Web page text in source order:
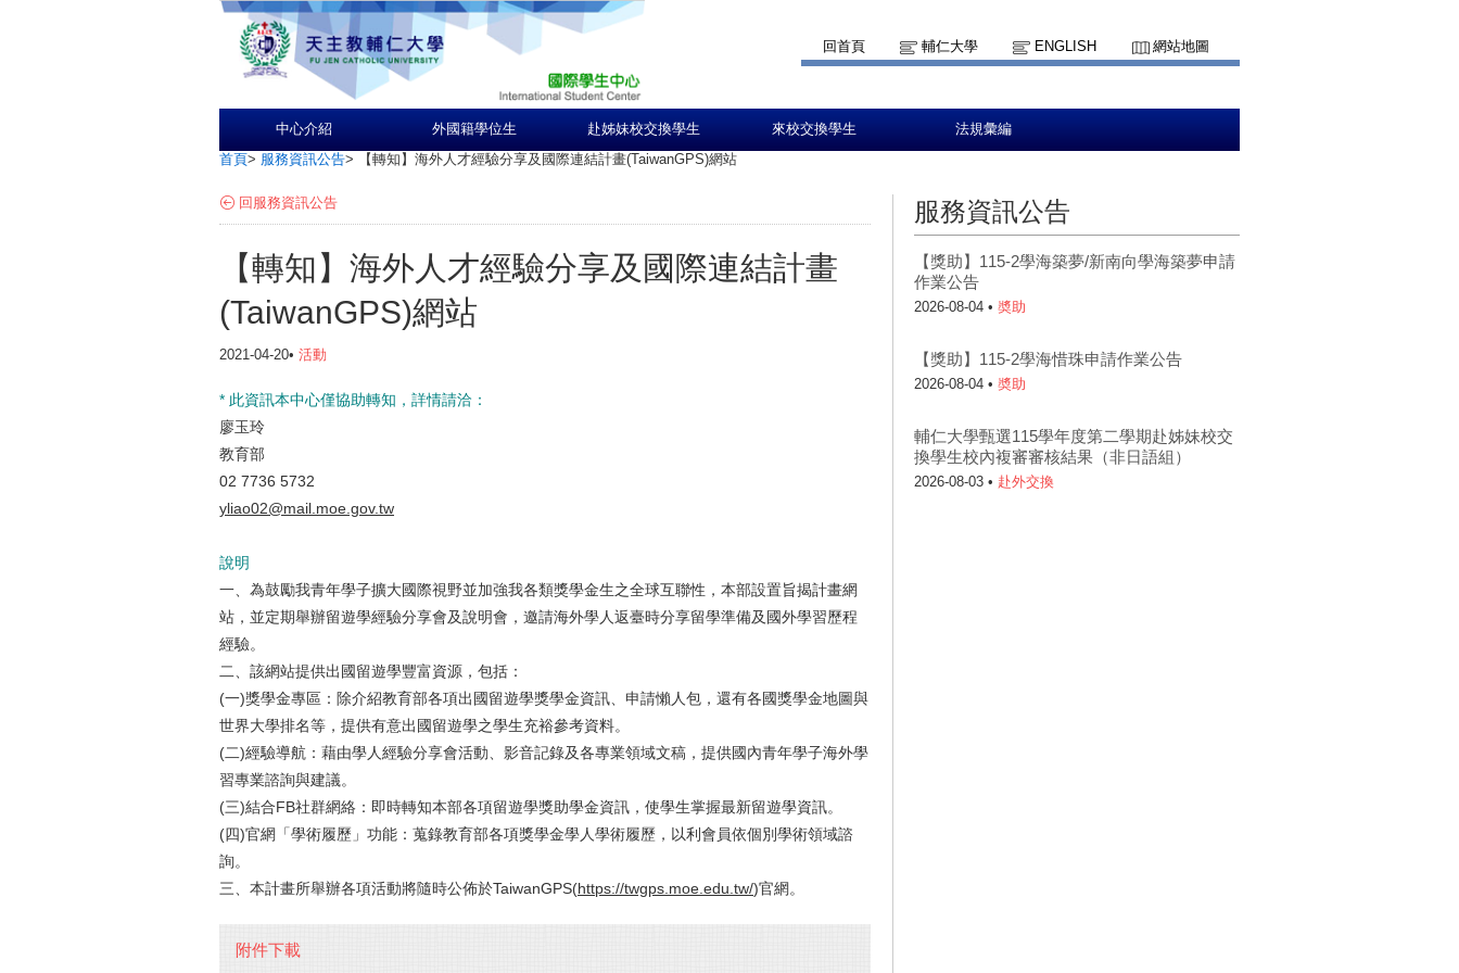
回首頁 輔仁大學 ENGLISH 網站地圖
中心介紹 外國籍學位生 赴姊妹校交換學生 來校交換學生 法規彙編
首頁> 服務資訊公告> 【轉知】海外人才經驗分享及國際連結計畫(TaiwanGPS)網站
回服務資訊公告
【轉知】海外人才經驗分享及國際連結計畫
(TaiwanGPS)網站
2021-04-20• 活動
* 此資訊本中心僅協助轉知，詳情請洽：
廖玉玲
教育部
02 7736 5732
yliao02@mail.moe.gov.tw
說明
一、為鼓勵我青年學子擴大國際視野並加強我各類獎學金生之全球互聯性，本部設置旨揭計畫網
站，並定期舉辦留遊學經驗分享會及說明會，邀請海外學人返臺時分享留學準備及國外學習歷程
經驗。
二、該網站提供出國留遊學豐富資源，包括：
(一)獎學金專區：除介紹教育部各項出國留遊學獎學金資訊、申請懶人包，還有各國獎學金地圖與
世界大學排名等，提供有意出國留遊學之學生充裕參考資料。
(二)經驗導航：藉由學人經驗分享會活動、影音記錄及各專業領域文稿，提供國內青年學子海外學
習專業諮詢與建議。
(三)結合FB社群網絡：即時轉知本部各項留遊學獎助學金資訊，使學生掌握最新留遊學資訊。
(四)官網「學術履歷」功能：蒐錄教育部各項獎學金學人學術履歷，以利會員依個別學術領域諮
詢。
三、本計畫所舉辦各項活動將隨時公佈於TaiwanGPS(https://twgps.moe.edu.tw/)官網。
附件下載
服務資訊公告
【獎助】115-2學海築夢/新南向學海築夢申請
作業公告
2026-08-04 • 奬助
【獎助】115-2學海惜珠申請作業公告
2026-08-04 • 奬助
輔仁大學甄選115學年度第二學期赴姊妹校交
換學生校內複審審核結果（非日語組）
2026-08-03 • 赴外交換